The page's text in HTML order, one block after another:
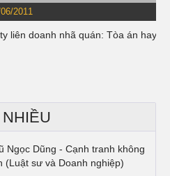
2011
liên doanh nhã quán: Tòa án hay
Ngọc Dũng - Cạnh tranh không
(Luật sư và Doanh nghiệp)